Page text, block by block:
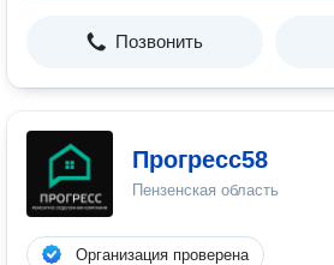
Позвонить
Прогресс58
Пензенская область
Организация проверена